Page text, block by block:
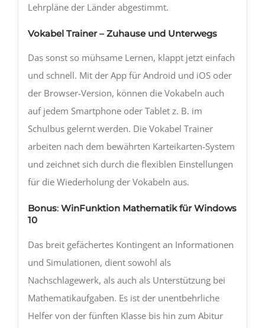
Lehrpläne der Länder abgestimmt.
Vokabel Trainer – Zuhause und Unterwegs
Das sonst so mühsame Lernen, klappt jetzt einfach
und schnell. Mit der App für Android und iOS oder
der Browser-Version, können die Vokabeln auch
auf jedem Smartphone oder Tablet z. B. im
Schulbus gelernt werden. Die Vokabel Trainer
arbeiten nach dem bewährten Karteikarten-System
und zeichnet sich durch die flexiblen Einstellungen
für die Wiederholung der Vokabeln aus.
Bonus: WinFunktion Mathematik für Windows
10
Das breit gefächertes Kontingent an Informationen
und Simulationen, dient sowohl als
Nachschlagewerk, als auch als Unterstützung bei
Mathematikaufgaben. Es ist der unentbehrliche
Helfer von der fünften Klasse bis hin zum Abitur